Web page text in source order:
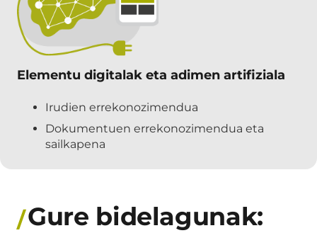
Elementu digitalak eta adimen artifiziala
Irudien errekonozimendua
Dokumentuen errekonozimendua eta
sailkapena
Gure bidelagunak: